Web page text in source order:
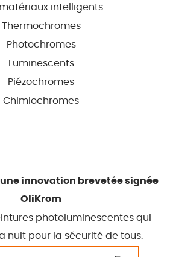
matériaux intelligents
Thermochromes
Photochromes
Luminescents
Piézochromes
Chimiochromes
une innovation brevetée signée
OliKrom
photoluminescentes qui
nuit pour la sécurité de tous.